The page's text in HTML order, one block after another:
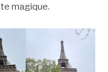
magique.